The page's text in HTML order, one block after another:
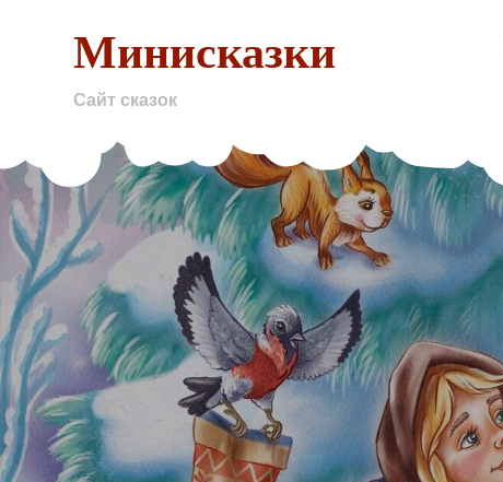
Минисказки
Сайт сказок